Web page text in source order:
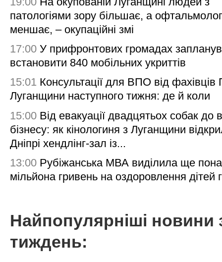
патологіями зору більшає, а
меншає, – окупаційні змі
17:00 У прифронтових громадах
встановити 840 мобільних укриттів
15:01 Консультації для ВПО від
Луганщини наступного тижня: де й коли
15:00 Від евакуації двадцятьох собак до
бізнесу: як кінологиня з Луганщини
Дніпрі хендлінг-зал із...
13:00 Рубіжанська МВА виділила ще
мільйона гривень на оздоровлення дітей
Найпопулярніші новини
тиждень: